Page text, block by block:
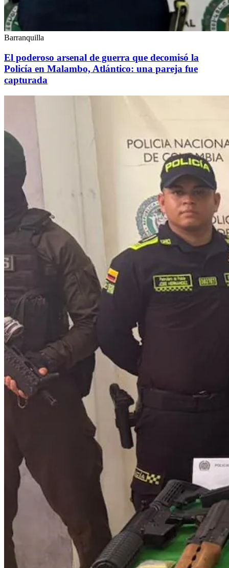
Barranquilla
El poderoso arsenal de guerra que decomisó la
Policía en Malambo, Atlántico: una pareja fue
capturada